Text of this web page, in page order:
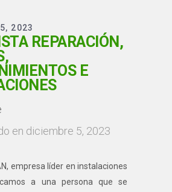
2023
REPARACIÓN,
E
en diciembre 5, 2023
empresa líder en instalaciones
a una persona que se